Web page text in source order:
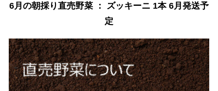
6月の朝採り直売野菜 ： ズッキーニ 1本 6月発送予
定